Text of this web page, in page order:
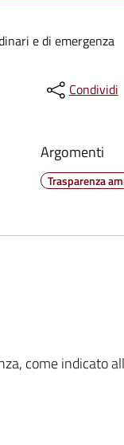
e di emergenza
Condividi
Argomenti
Trasparenza
come indicato